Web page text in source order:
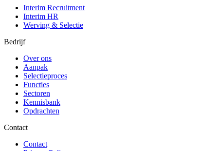
Interim Recruitment
Interim HR
Werving & Selectie
Bedrijf
Over ons
Aanpak
Selectieproces
Functies
Sectoren
Kennisbank
Opdrachten
Contact
Contact